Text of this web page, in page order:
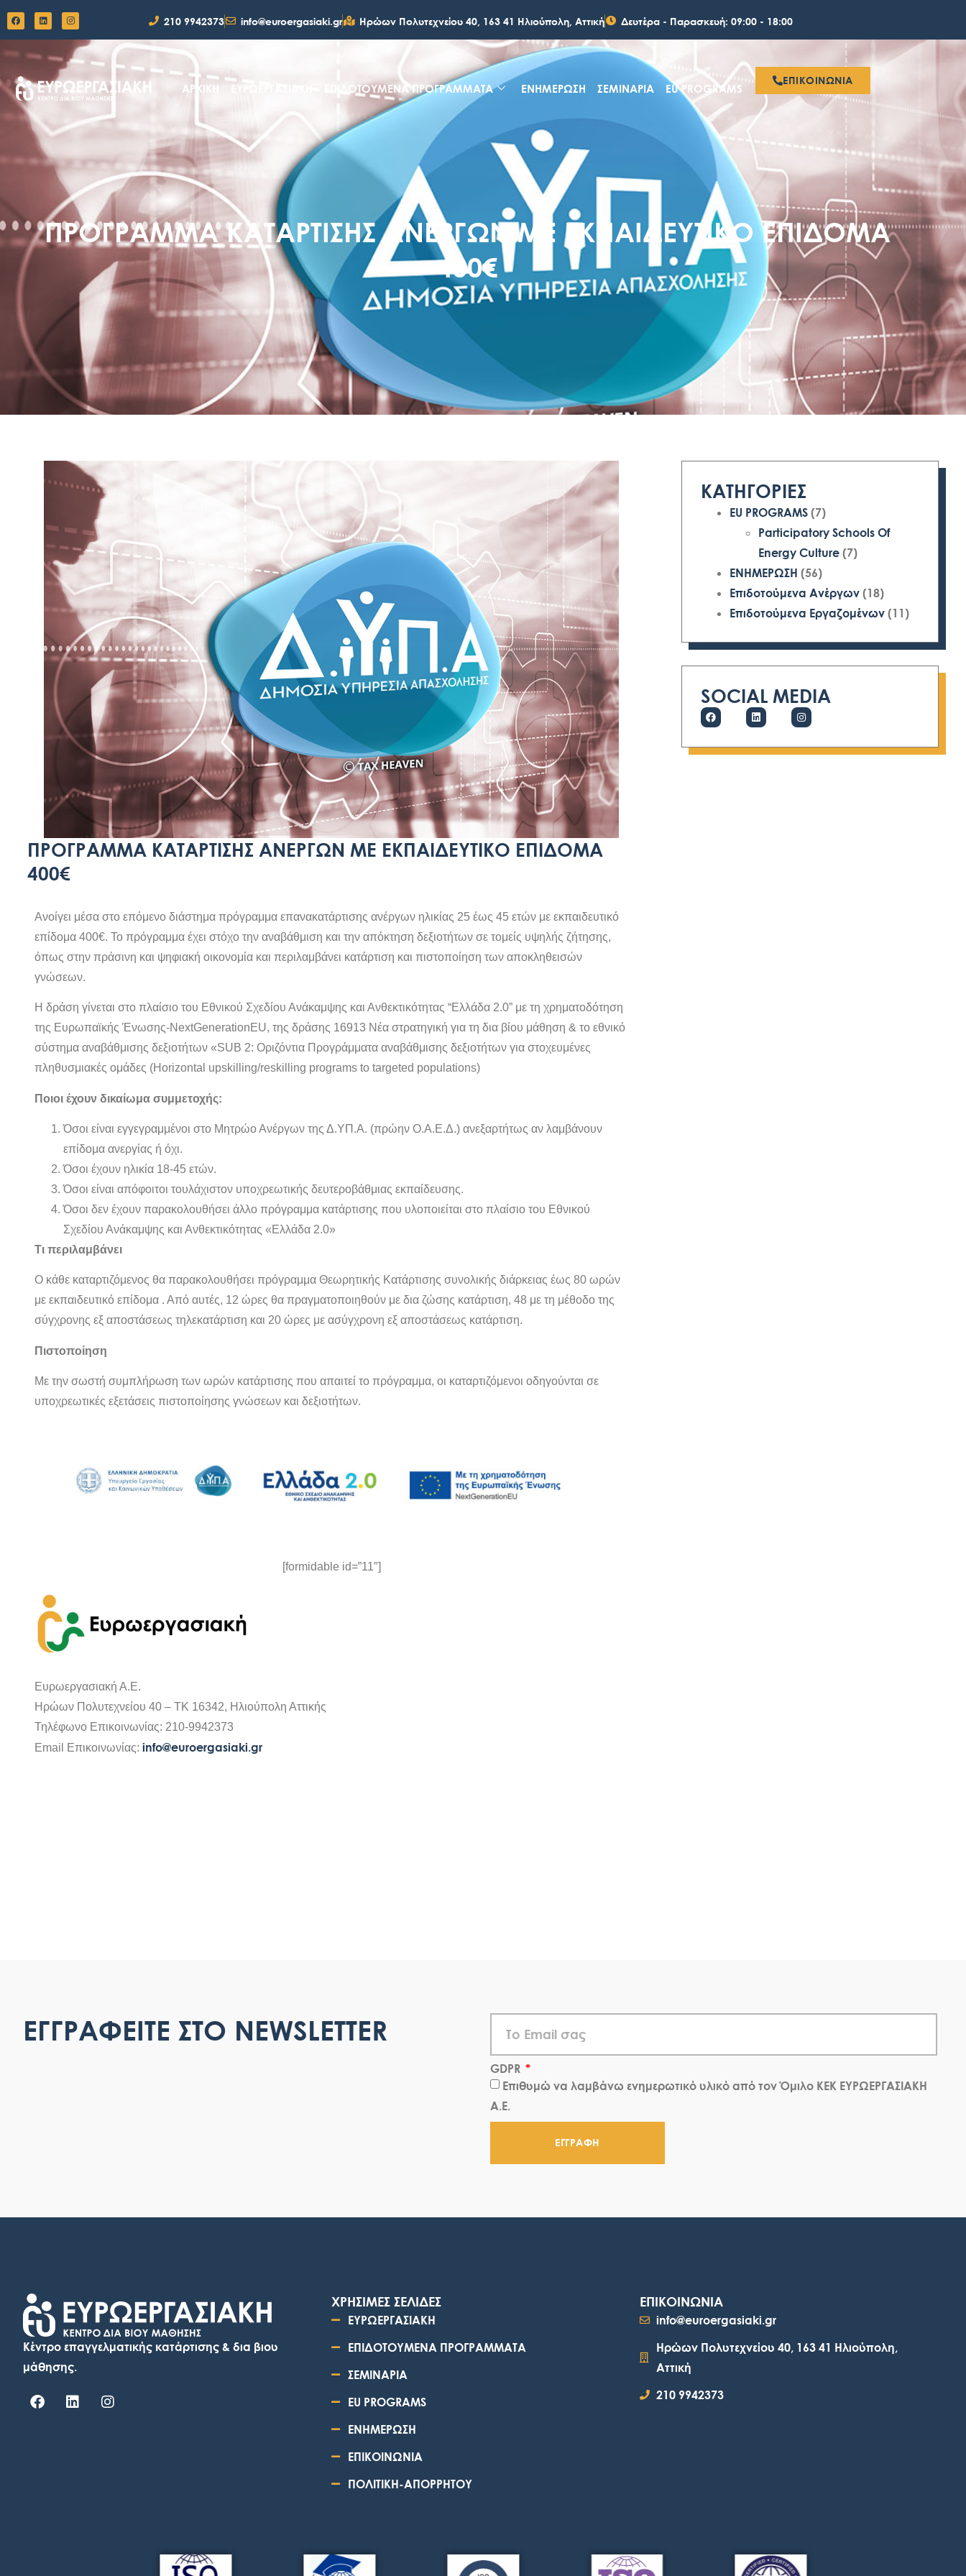
210 9942373 info@euroergasiaki.gr Ηρώων Πολυτεχνείου 40, 163 41 Ηλιούπολη, Αττική Δευτέρα - Παρασκευή: 09:00 - 18:00
ΑΡΧΙΚΗ ΕΥΡΩΕΡΓΑΣΙΑΚΗ ΕΠΙΔΟΤΟΥΜΕΝΑ ΠΡΟΓΡΑΜΜΑΤΑ ΕΝΗΜΕΡΩΣΗ ΣΕΜΙΝΑΡΙΑ EU PROGRAMS
ΕΠΙΚΟΙΝΩΝΙΑ
ΠΡΌΓΡΑΜΜΑ ΚΑΤΆΡΤΙΣΗΣ ΑΝΈΡΓΩΝ ΜΕ ΕΚΠΑΙΔΕΥΤΙΚΌ ΕΠΊΔΟΜΑ
400€
ΠΡΌΓΡΑΜΜΑ ΚΑΤΆΡΤΙΣΗΣ ΑΝΈΡΓΩΝ ΜΕ ΕΚΠΑΙΔΕΥΤΙΚΌ ΕΠΊΔΟΜΑ
400€
Ανοίγει μέσα στο επόμενο διάστημα πρόγραμμα επανακατάρτισης ανέργων ηλικίας 25 έως 45 ετών με εκπαιδευτικό
επίδομα 400€. Το πρόγραμμα έχει στόχο την αναβάθμιση και την απόκτηση δεξιοτήτων σε τομείς υψηλής ζήτησης,
όπως στην πράσινη και ψηφιακή οικονομία και περιλαμβάνει κατάρτιση και πιστοποίηση των αποκληθεισών
γνώσεων.
Η δράση γίνεται στο πλαίσιο του Εθνικού Σχεδίου Ανάκαμψης και Ανθεκτικότητας “Ελλάδα 2.0” με τη χρηματοδότηση
της Ευρωπαϊκής Ένωσης-NextGenerationEU, της δράσης 16913 Νέα στρατηγική για τη δια βίου μάθηση & το εθνικό
σύστημα αναβάθμισης δεξιοτήτων «SUB 2: Οριζόντια Προγράμματα αναβάθμισης δεξιοτήτων για στοχευμένες
πληθυσμιακές ομάδες (Horizontal upskilling/reskilling programs to targeted populations)
Ποιοι έχουν δικαίωμα συμμετοχής:
Όσοι είναι εγγεγραμμένοι στο Μητρώο Ανέργων της Δ.ΥΠ.Α. (πρώην Ο.Α.Ε.Δ.) ανεξαρτήτως αν λαμβάνουν
επίδομα ανεργίας ή όχι.
Όσοι έχουν ηλικία 18-45 ετών.
Όσοι είναι απόφοιτοι τουλάχιστον υποχρεωτικής δευτεροβάθμιας εκπαίδευσης.
Όσοι δεν έχουν παρακολουθήσει άλλο πρόγραμμα κατάρτισης που υλοποιείται στο πλαίσιο του Εθνικού
Σχεδίου Ανάκαμψης και Ανθεκτικότητας «Ελλάδα 2.0»
Τι περιλαμβάνει
Ο κάθε καταρτιζόμενος θα παρακολουθήσει πρόγραμμα Θεωρητικής Κατάρτισης συνολικής διάρκειας έως 80 ωρών
με εκπαιδευτικό επίδομα . Από αυτές, 12 ώρες θα πραγματοποιηθούν με δια ζώσης κατάρτιση, 48 με τη μέθοδο της
σύγχρονης εξ αποστάσεως τηλεκατάρτιση και 20 ώρες με ασύγχρονη εξ αποστάσεως κατάρτιση.
Πιστοποίηση
Με την σωστή συμπλήρωση των ωρών κατάρτισης που απαιτεί το πρόγραμμα, οι καταρτιζόμενοι οδηγούνται σε
υποχρεωτικές εξετάσεις πιστοποίησης γνώσεων και δεξιοτήτων.
[formidable id=”11″]
Ευρωεργασιακή Α.Ε.
Ηρώων Πολυτεχνείου 40 – ΤΚ 16342, Ηλιούπολη Αττικής
Τηλέφωνο Επικοινωνίας: 210-9942373
Email Επικοινωνίας: info@euroergasiaki.gr
ΚΑΤΗΓΟΡΙΕΣ
EU PROGRAMS (7)
Participatory Schools Of
Energy Culture (7)
ΕΝΗΜΕΡΩΣΗ (56)
Επιδοτούμενα Ανέργων (18)
Επιδοτούμενα Εργαζομένων (11)
SOCIAL MEDIA
ΕΓΓΡΑΦΕΙΤΕ ΣΤΟ NEWSLETTER
GDPR
Επιθυμώ να λαμβάνω ενημερωτικό υλικό από τον Όμιλο ΚΕΚ ΕΥΡΩΕΡΓΑΣΙΑΚΗ
Α.Ε.
ΕΓΓΡΑΦΗ
Κέντρο επαγγελματικής κατάρτισης & δια βιου
μάθησης.
ΧΡΗΣΙΜΕΣ ΣΕΛΙΔΕΣ
ΕΥΡΩΕΡΓΑΣΙΑΚΗ
ΕΠΙΔΟΤΟΥΜΕΝΑ ΠΡΟΓΡΑΜΜΑΤΑ
ΣΕΜΙΝΑΡΙΑ
EU PROGRAMS
ΕΝΗΜΕΡΩΣΗ
ΕΠΙΚΟΙΝΩΝΙΑ
ΠΟΛΙΤΙΚΗ-ΑΠΟΡΡΗΤΟΥ
ΕΠΙΚΟΙΝΩΝΙΑ
info@euroergasiaki.gr
Ηρώων Πολυτεχνείου 40, 163 41 Ηλιούπολη,
Αττική
210 9942373